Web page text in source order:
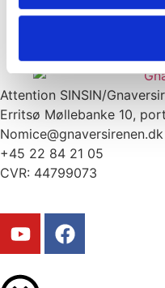
Attention SINSIN/
Erritsø Møllebanke 10,
Nomice@gnaversirenen.dk
+45 22 84 21 05
CVR: 44799073